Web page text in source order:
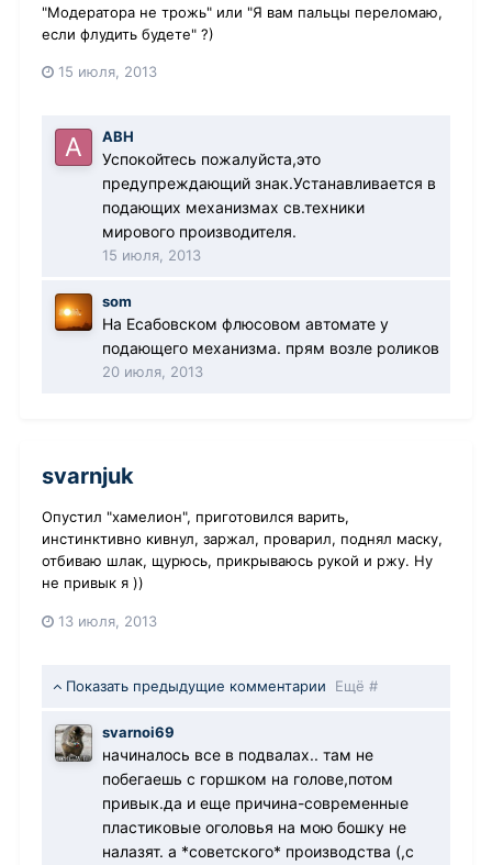
"Модератора не трожь" или "Я вам пальцы переломаю,
если флудить будете" ?)
15 июля, 2013
АВН
Успокойтесь пожалуйста,это
предупреждающий знак.Устанавливается в
подающих механизмах св.техники
мирового производителя.
15 июля, 2013
som
На Есабовском флюсовом автомате у
подающего механизма. прям возле роликов
20 июля, 2013
svarnjuk
Опустил "хамелион", приготовился варить,
инстинктивно кивнул, заржал, проварил, поднял маску,
отбиваю шлак, щурюсь, прикрываюсь рукой и ржу. Ну
не привык я ))
13 июля, 2013
Показать предыдущие комментарии Ещё #
svarnoi69
начиналось все в подвалах.. там не
побегаешь с горшком на голове,потом
привык.да и еще причина-современные
пластиковые оголовья на мою бошку не
налазят. а *советского* производства (,с